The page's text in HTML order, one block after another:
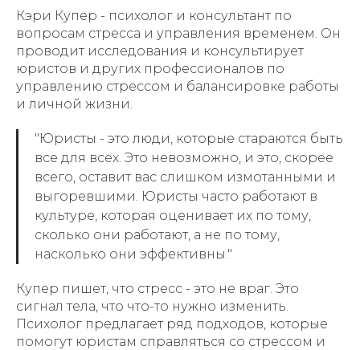
Кэри Купер - психолог и консультант по
вопросам стресса и управления временем. Он
проводит исследования и консультирует
юристов и других профессионалов по
управлению стрессом и балансировке работы
и личной жизни.
"Юристы - это люди, которые стараются быть
все для всех. Это невозможно, и это, скорее
всего, оставит вас слишком измотанными и
выгоревшими. Юристы часто работают в
культуре, которая оценивает их по тому,
сколько они работают, а не по тому,
насколько они эффективны."
Купер пишет, что стресс - это не враг. Это
сигнал тела, что что-то нужно изменить.
Психолог предлагает ряд подходов, которые
помогут юристам справляться со стрессом и